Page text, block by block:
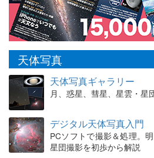
天体写真
天体写真ギャラリー
月、惑星、彗星、星雲・
デジタル天体写真入門
PCソフトで撮影＆処理。
星団撮影を初歩から解説